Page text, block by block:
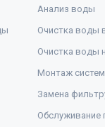
Анализ воды
Очистка воды
Очистка воды
Монтаж
Замена
Обслуживание